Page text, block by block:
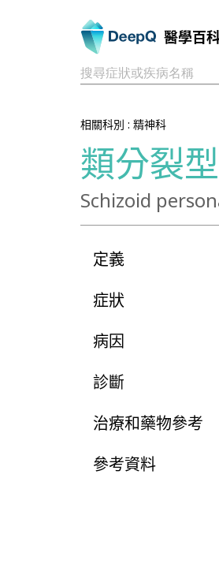
醫學百
搜尋症狀或疾病名稱
相關科別 : 精神科
類分裂
Schizoid
定義
症狀
病因
診斷
治療和藥物參考
參考資料